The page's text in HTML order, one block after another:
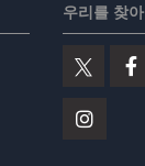
우리를 찾아